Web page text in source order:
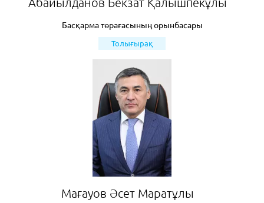
Абайылданов Бекзат Қалышпекұлы
Басқарма төрағасының орынбасары
Толығырақ
Мағауов Әсет Маратұлы